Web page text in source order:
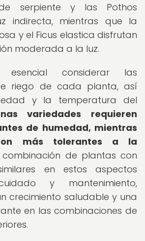
serpiente y las Pothos
indirecta, mientras que la
y el Ficus elastica disfrutan
moderada a la luz.
esencial considerar las
riego de cada planta, así
y la temperatura del
variedades requieren
de humedad, mientras
más tolerantes a la
combinación de plantas con
en estos aspectos
y mantenimiento,
crecimiento saludable y una
en las combinaciones de